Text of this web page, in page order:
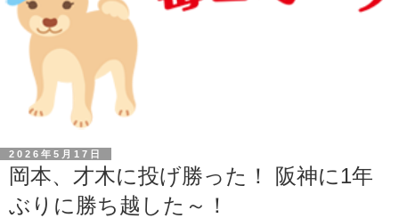
2026年5月17日
岡本、才木に投げ勝った！ 阪神に1年
ぶりに勝ち越した～！